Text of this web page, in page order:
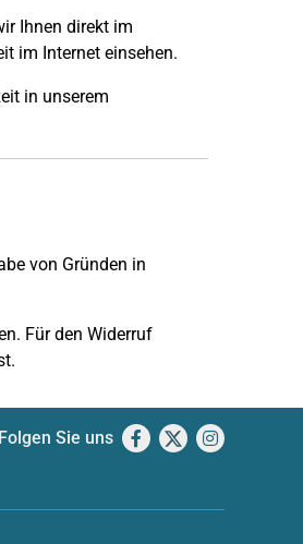
Ihnen direkt im
im Internet einsehen.
in unserem
von Gründen in
Für den Widerruf
Folgen Sie uns Facebook
X Instagram